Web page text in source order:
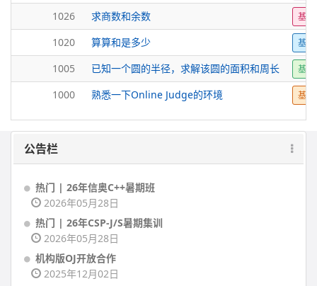
1026 求商数和余数 基
1020 算算和是多少 基
1005 已知一个圆的半径，求解该圆的面积和周长 基
1000 熟悉一下Online Judge的环境 基
公告栏
热门 | 26年信奥C++暑期班
2026年05月28日
热门 | 26年CSP-J/S暑期集训
2026年05月28日
机构版OJ开放合作
2025年12月02日